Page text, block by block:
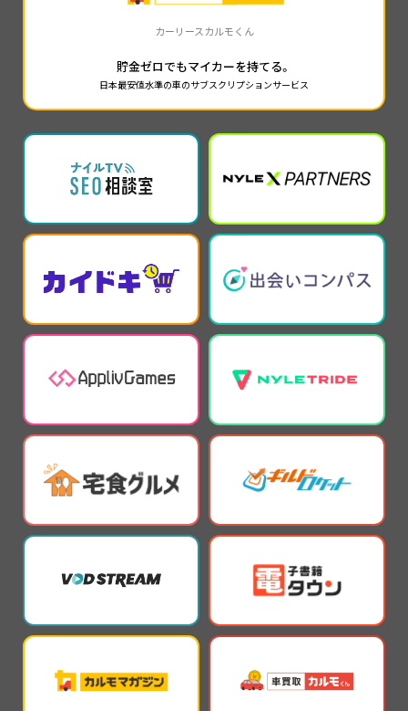
カーリースカルモくん
貯金ゼロでもマイカーを持てる。
日本最安値水準の車のサブスクリプションサービス